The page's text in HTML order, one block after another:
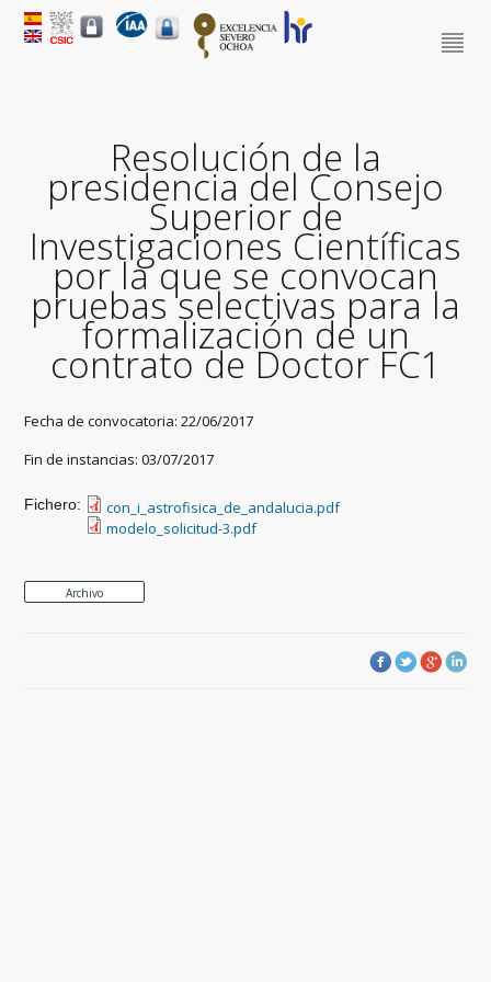
Resolución de la
presidencia del Consejo
Superior de
Investigaciones Científicas
por la que se convocan
pruebas selectivas para la
formalización de un
contrato de Doctor FC1
Fecha de convocatoria: 22/06/2017
Fin de instancias: 03/07/2017
Fichero:
con_i_astrofisica_de_andalucia.pdf
modelo_solicitud-3.pdf
Archivo